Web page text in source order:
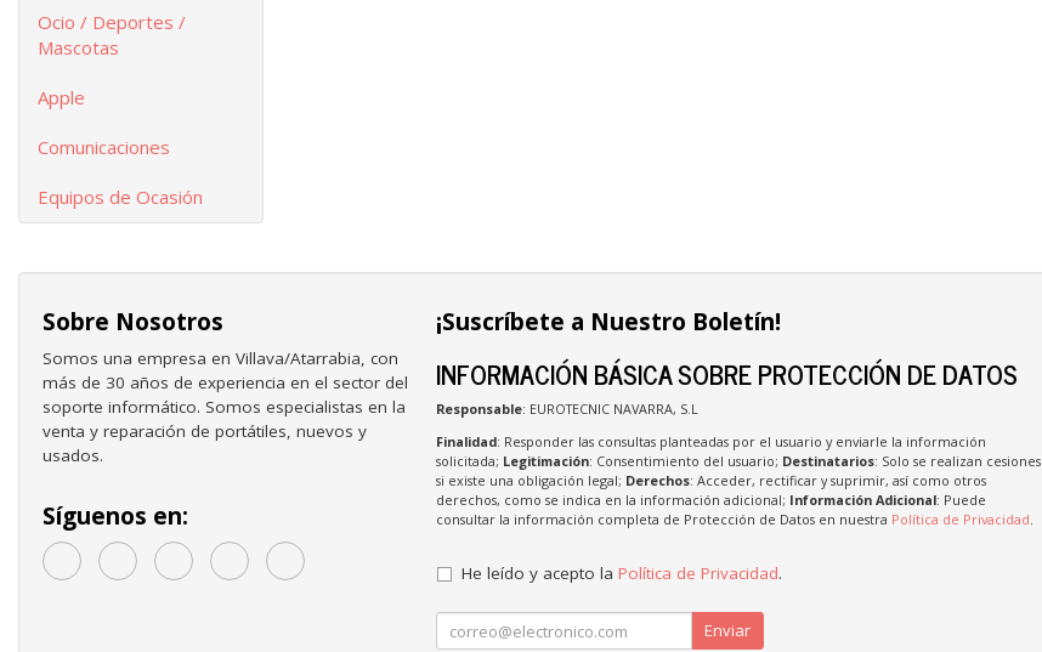
Ocio / Deportes /
Mascotas
Apple
Comunicaciones
Equipos de Ocasión
Sobre Nosotros
Somos una empresa en Villava/Atarrabia, con
más de 30 años de experiencia en el sector del
soporte informático. Somos especialistas en la
venta y reparación de portátiles, nuevos y
usados.
Síguenos en:
¡Suscríbete a Nuestro Boletín!
INFORMACIÓN BÁSICA SOBRE PROTECCIÓN DE DATOS
Responsable: EUROTECNIC NAVARRA, S.L
Finalidad: Responder las consultas planteadas por el usuario y enviarle la información
solicitada; Legitimación: Consentimiento del usuario; Destinatarios: Solo se realizan cesiones
si existe una obligación legal; Derechos: Acceder, rectificar y suprimir, así como otros
derechos, como se indica en la información adicional; Información Adicional: Puede
consultar la información completa de Protección de Datos en nuestra Política de Privacidad
He leído y acepto la Política de Privacidad.
Enviar